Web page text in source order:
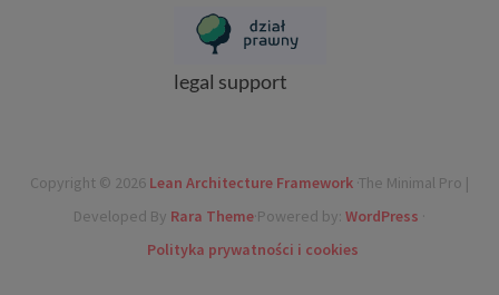
legal support
Copyright © 2026 Lean Architecture Framework ·The Minimal Pro |
Developed By Rara Theme·Powered by: WordPress ·
Polityka prywatności i cookies